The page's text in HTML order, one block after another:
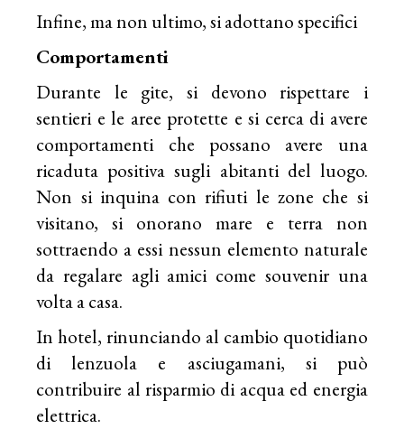
Infine, ma non ultimo, si adottano specifici
Comportamenti
Durante le gite, si devono rispettare i
sentieri e le aree protette e si cerca di avere
comportamenti che possano avere una
ricaduta positiva sugli abitanti del luogo.
Non si inquina con rifiuti le zone che si
visitano, si onorano mare e terra non
sottraendo a essi nessun elemento naturale
da regalare agli amici come souvenir una
volta a casa.
In hotel, rinunciando al cambio quotidiano
di lenzuola e asciugamani, si può
contribuire al risparmio di acqua ed energia
elettrica.